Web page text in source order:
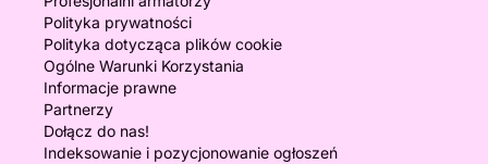
Polityka prywatności
Polityka dotycząca plików cookie
Ogólne Warunki Korzystania
Informacje prawne
Partnerzy
Dołącz do nas!
Indeksowanie i pozycjonowanie ogłoszeń